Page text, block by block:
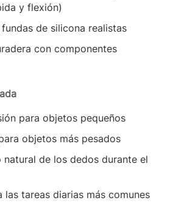
y flexión)
de silicona realistas
con componentes
para objetos pequeños
objetos más pesados
natural de los dedos durante el
las tareas diarias más comunes